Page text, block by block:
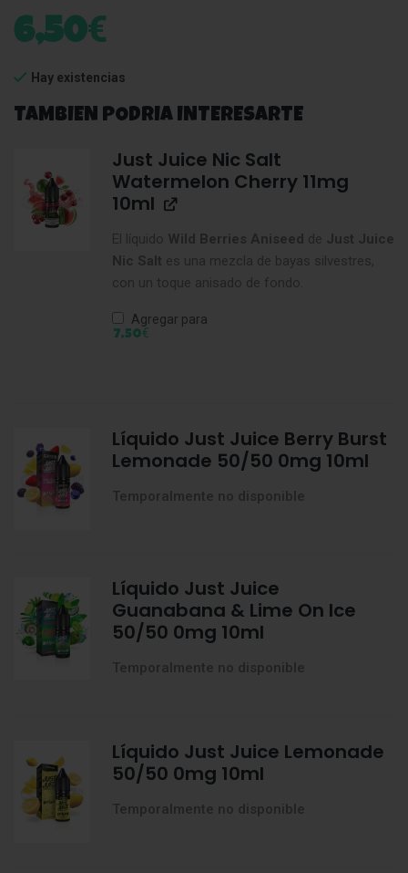
6,50€
Hay existencias
TAMBIEN PODRIA INTERESARTE
Just Juice Nic Salt
Watermelon Cherry 11mg
10ml
El líquido Wild Berries Aniseed de Just Juice
Nic Salt es una mezcla de bayas silvestres,
con un toque anisado de fondo.
Agregar para
7,50€
Líquido Just Juice Berry Burst
Lemonade 50/50 0mg 10ml
Temporalmente no disponible
Líquido Just Juice
Guanabana & Lime On Ice
50/50 0mg 10ml
Temporalmente no disponible
Líquido Just Juice Lemonade
50/50 0mg 10ml
Temporalmente no disponible